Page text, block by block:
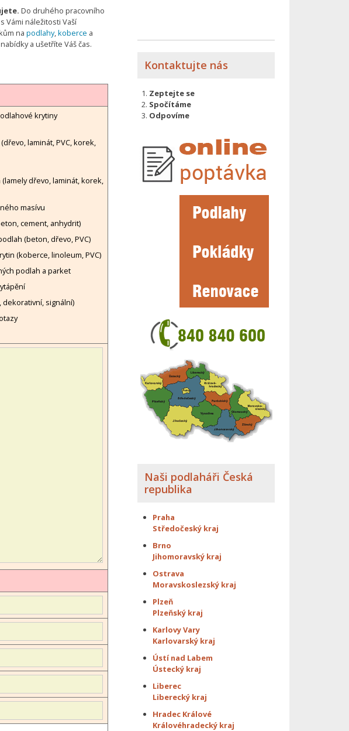
Do druhého pracovního
Vámi náležitosti Vaší
na podlahy,koberce a
a ušetříte Váš čas.
krytiny
laminát, PVC, korek,
dřevo, laminát, korek,
masívu
cement, anhydrit)
(beton, dřevo, PVC)
(koberce, linoleum, PVC)
podlah a parket
signální)
Kontaktujte nás
Zeptejte se
Spočítáme
Odpovíme
Naši podlaháři Česká
republika
Praha
Středočeský kraj
Brno
Jihomoravský kraj
Ostrava
Moravskoslezský kraj
Plzeň
Plzeňský kraj
Karlovy Vary
Karlovarský kraj
Ústí nad Labem
Ústecký kraj
Liberec
Liberecký kraj
Hradec Králové
Královéhradecký kraj